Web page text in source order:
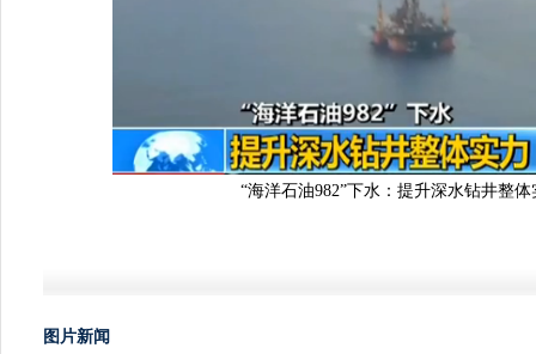
“海洋石油982”下水：提升深水钻井整体